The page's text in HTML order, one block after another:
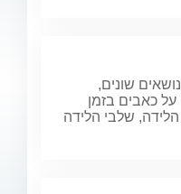
שונים,
על כאבים בזמן
שלבי הלידה